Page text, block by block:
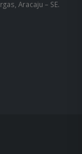
Aracaju – SE.